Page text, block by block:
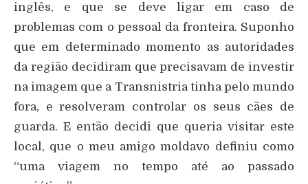
inglês, e que se deve ligar em caso de
problemas com o pessoal da fronteira. Suponho
que em determinado momento as autoridades
da região decidiram que precisavam de investir
na imagem que a Transnistria tinha pelo mundo
fora, e resolveram controlar os seus cães de
guarda. E então decidi que queria visitar este
local, que o meu amigo moldavo definiu como
“uma viagem no tempo até ao passado